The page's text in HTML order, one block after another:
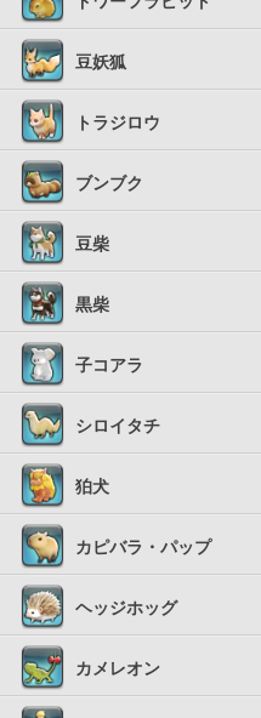
豆妖狐
トラジロウ
ブンブク
豆柴
黒柴
子コアラ
シロイタチ
狛犬
カピバラ・パップ
ヘッジホッグ
カメレオン